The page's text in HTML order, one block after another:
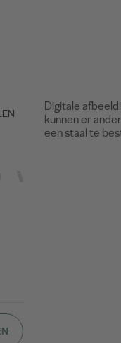
Digitale
kunnen er
een staal te